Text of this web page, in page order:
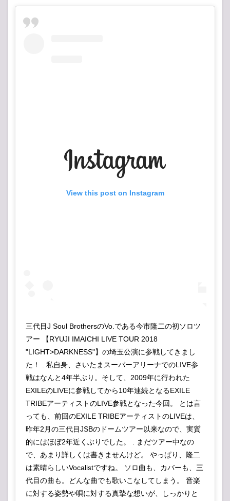
View this post on Instagram
三代目J Soul BrothersのVo.である今市隆二の初ソロツ
アー 【RYUJI IMAICHI LIVE TOUR 2018
"LIGHT>DARKNESS"】の埼玉公演に参戦してきまし
た！ . 私自身、さいたまスーパーアリーナでのLIVE参
戦はなんと4年半ぶり。そして、2009年に行われた
EXILEのLIVEに参戦してから10年連続となるEXILE
TRIBEアーティストのLIVE参戦となった今回。 とは言
っても、前回のEXILE TRIBEアーティストのLIVEは、
昨年2月の三代目JSBのドームツアー以来なので、実質
的にはほぼ2年近くぶりでした。 . まだツアー中なの
で、あまり詳しくは書きませんけど。 やっぱり、隆二
は素晴らしいVocalistですね。 ソロ曲も、カバーも、三
代目の曲も。どんな曲でも歌いこなしてしまう。 音楽
に対する姿勢や唄に対する真摯な想いが、しっかりと